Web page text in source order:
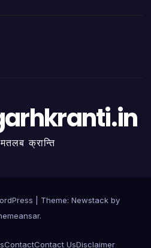
क्रान्ति
Theme: Newstackby
.
ContactContact UsDisclaimer